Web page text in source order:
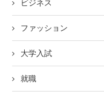
ビジネス
ファッション
大学入試
就職